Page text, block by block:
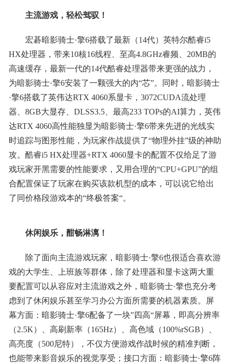
主流游戏，轻松驾驭！
宏碁暗影骑士·擎6搭载了最新（14代）英特尔酷睿i5
HX处理器，带来10核16线程、至高4.8GHz睿频、20MB的
高速缓存，最新一代的14代酷睿处理器带来更强的战力，
为暗影骑士·擎6安装了一颗强大的内“芯”。同时，暗影骑士
·擎6搭载了英伟达RTX 4060系显卡，3072CUDA流处理
器、8GB大显存、DLSS3.5、最高233 TOPs的AI算力，英伟
达RTX 4060高性能独显为暗影骑士·擎6带来先进的光线实
时追踪与图形性能，为玩家作战提供了“物理外挂”级的神助
攻。酷睿i5 HX处理器+RTX 4060显卡的配置不仅给足了游
戏玩家开黑需要的性能要求，又用合理的“CPU+GPU”的组
合配置保证了玩家在购买该款机型的成本，可以说它给出
了同价格段游戏本的“终极答案“。
休闲娱乐，酣畅淋漓！
除了面向主流游戏玩家，暗影骑士·擎6也很适合喜欢游
戏的大学生、上班族等群体，除了处理器和显卡这两大重
要配置可以从容应对主流游戏之外，暗影骑士·擎也充分考
虑到了休闲娱乐甚至学习办公方面所需要的机器素质。屏
幕方面：暗影骑士·擎6配备了一块”四高“屏幕，即高分辨率
（2.5K）、高刷新率（165Hz）、高色域（100%rSGB）、
高亮度（500尼特），不仅方便游戏作战时候的精准判断，
也能带来影音娱乐的视觉享受；接口方面：暗影骑士·擎6阵